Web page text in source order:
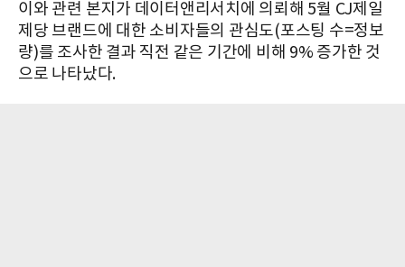
이와 관련 본지가 데이터앤리서치에 의뢰해 5월 CJ제일
제당 브랜드에 대한 소비자들의 관심도(포스팅 수=정보
량)를 조사한 결과 직전 같은 기간에 비해 9% 증가한 것
으로 나타났다.